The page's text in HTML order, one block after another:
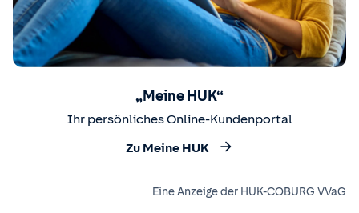
„Meine HUK“
Ihr persönliches Online-Kundenportal
Zu Meine HUK
Eine Anzeige der HUK-COBURG VVaG